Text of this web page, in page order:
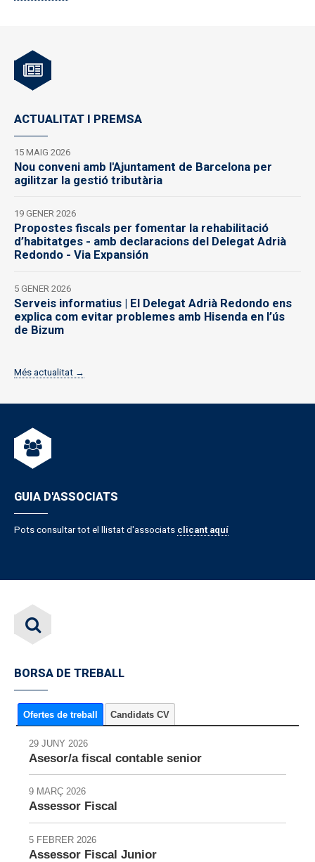
ACTUALITAT I PREMSA
15 MAIG 2026
Nou conveni amb l'Ajuntament de Barcelona per
agilitzar la gestió tributària
19 GENER 2026
Propostes fiscals per fomentar la rehabilitació
d’habitatges - amb declaracions del Delegat Adrià
Redondo - Via Expansión
5 GENER 2026
Serveis informatius | El Delegat Adrià Redondo ens
explica com evitar problemes amb Hisenda en l’ús
de Bizum
Més actualitat →
GUIA D'ASSOCIATS
Pots consultar tot el llistat d'associats clicant aquí
BORSA DE TREBALL
Ofertes de treball Candidats CV
29 JUNY 2026
Asesor/a fiscal contable senior
9 MARÇ 2026
Assessor Fiscal
5 FEBRER 2026
Assessor Fiscal Junior